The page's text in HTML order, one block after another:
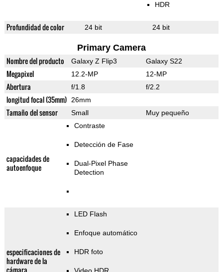
HDR
Profundidad de color 24 bit 24 bit
Primary Camera
Nombre del producto Galaxy Z Flip3 Galaxy S22
Megapixel 12.2-MP 12-MP
Abertura f/1.8 f/2.2
longitud focal (35mm) 26mm
Tamaño del sensor Small Muy pequeño
capacidades de
autoenfoque
Contraste
Detección de Fase
Dual-Pixel Phase
Detection
especificaciones de
hardware de la
cámara
LED Flash
Enfoque automático
HDR foto